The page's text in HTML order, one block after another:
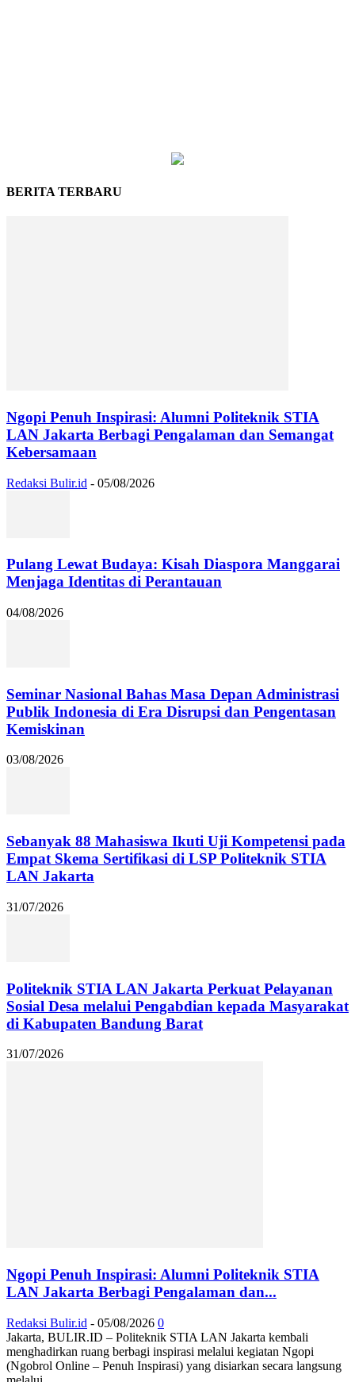
BERITA TERBARU
Ngopi Penuh Inspirasi: Alumni Politeknik STIA
LAN Jakarta Berbagi Pengalaman dan Semangat
Kebersamaan
Redaksi Bulir.id - 05/08/2026
Pulang Lewat Budaya: Kisah Diaspora Manggarai
Menjaga Identitas di Perantauan
04/08/2026
Seminar Nasional Bahas Masa Depan Administrasi
Publik Indonesia di Era Disrupsi dan Pengentasan
Kemiskinan
03/08/2026
Sebanyak 88 Mahasiswa Ikuti Uji Kompetensi pada
Empat Skema Sertifikasi di LSP Politeknik STIA
LAN Jakarta
31/07/2026
Politeknik STIA LAN Jakarta Perkuat Pelayanan
Sosial Desa melalui Pengabdian kepada Masyarakat
di Kabupaten Bandung Barat
31/07/2026
Ngopi Penuh Inspirasi: Alumni Politeknik STIA
LAN Jakarta Berbagi Pengalaman dan...
Redaksi Bulir.id - 05/08/2026 0
Jakarta, BULIR.ID – Politeknik STIA LAN Jakarta kembali
menghadirkan ruang berbagi inspirasi melalui kegiatan Ngopi
(Ngobrol Online – Penuh Inspirasi) yang disiarkan secara langsung